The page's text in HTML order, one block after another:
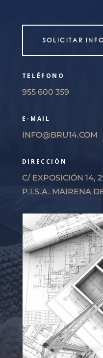
SOLICITAR
TELÉFONO
955 600 359
E-MAIL
INFO@BRU14.COM
DIRECCIÓN
C/ EXPOSICIÓN 14,
P.I.S.A. MAIRENA